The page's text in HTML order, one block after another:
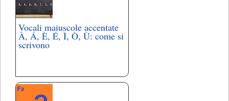
Vocali maiuscole accentate
À, Á, È, É, Ì, Ò, Ù: come si
scrivono